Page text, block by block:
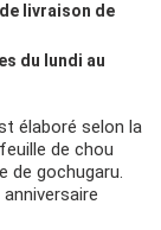
livraison de
du lundi au
élaboré selon la
de chou
de gochugaru.